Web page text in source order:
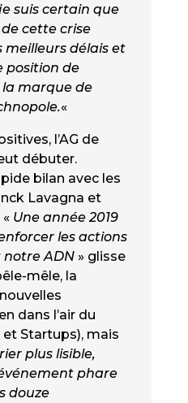
suis certain que
cette crise
meilleurs délais et
position de
marque de
«
l’AG de
débuter.
bilan avec les
Lavagna et
Une année 2019
les actions
notre ADN» glisse
mêle, la
dans l’air du
Startups), mais
plus lisible,
phare
douze